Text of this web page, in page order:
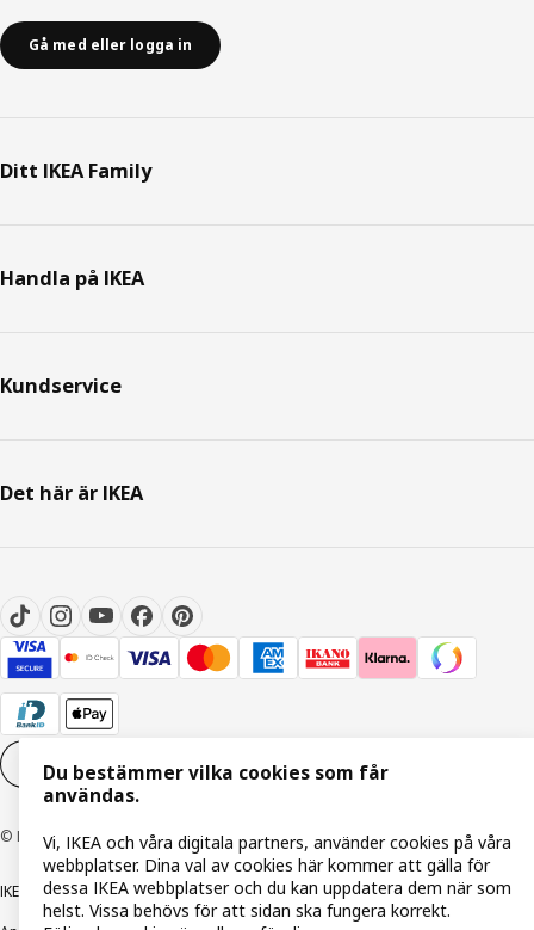
Gå med eller logga in
Ditt IKEA Family
Handla på IKEA
Kundservice
Det här är IKEA
Inställningar för Cookies SV
© Inter IKEA Systems B.V. 1999-2026
IKEA Family integritetspolicyIntegritetspolicyCookiepolicy
Du bestämmer vilka cookies som får
användas.
Vi, IKEA och våra digitala partners, använder cookies på våra
webbplatser. Dina val av cookies här kommer att gälla för
dessa IKEA webbplatser och du kan uppdatera dem när som
helst. Vissa behövs för att sidan ska fungera korrekt.